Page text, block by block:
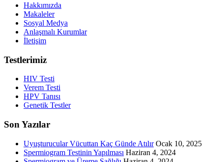
Hakkımızda
Makaleler
Sosyal Medya
Anlaşmalı Kurumlar
İletişim
Testlerimiz
HIV Testi
Verem Testi
HPV Tanısı
Genetik Testler
Son Yazılar
Uyuşturucular Vücuttan Kaç Günde Atılır Ocak 10, 2025
Spermiogram Testinin Yapılması Haziran 4, 2024